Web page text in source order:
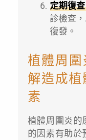
定期復
診檢查
復發。
植體周圍
解造成植
素
植體周圍炎的
的因素有助於